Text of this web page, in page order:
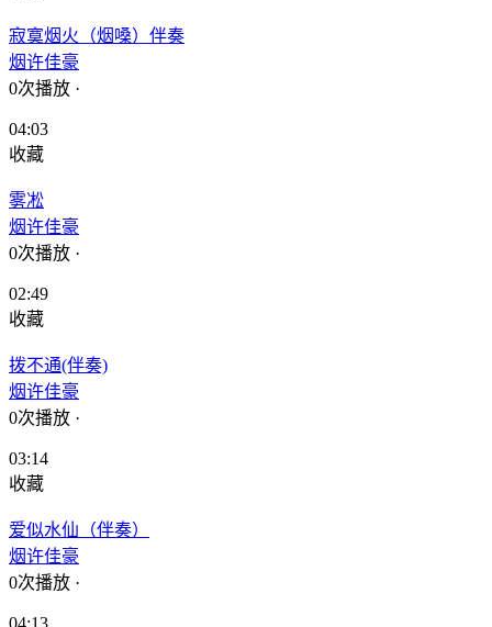
寂寞烟火（烟嗓）伴奏
烟许佳豪
0次播放 ·
04:03
收藏
雾凇
烟许佳豪
0次播放 ·
02:49
收藏
拨不通(伴奏)
烟许佳豪
0次播放 ·
03:14
收藏
爱似水仙（伴奏）
烟许佳豪
0次播放 ·
04:13